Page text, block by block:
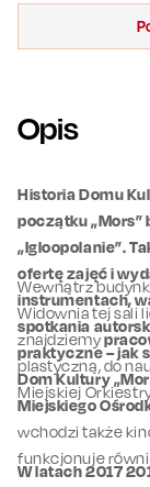
Opis
Historia Domu
początku „Mors”
„Igloopolanie”.
ofertę zajęć i
instrumentach,
spotkania
praktyczne – jak
Wewnątrz
Widownia tej sali
znajdziemy
plastyczną, do
Miejskiej
Dom Kultury
Miejskiego
wchodzi także
funkcjonuje
W latach 2017